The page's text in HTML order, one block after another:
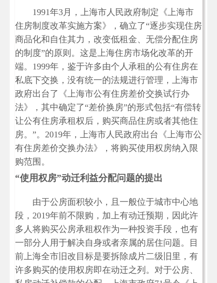
1991年3月，上海市人民政府制定《上海市
住房制度改革实施方案》，确立了“逐步实现住房
商品化和自住其力，改变低租金、无偿分配住房
的制度”的原则。这是上海住房市场化改革的开
端。1999年，鉴于许多由个人承租的公有住房在
私底下交换，没有统一的法规进行管理，上海市
政府出台了《上海市公有住房差价交换试行办
法》，其中确定了“差价换房”的形式包括“有偿转
让公有住房承租权后，购买商品住房或者其他住
房。”。2019年，上海市人民政府出台《上海市公
有住房差价交换办法》，将购买使用权房纳入限
购范围。
“使用权房”动迁利益分配问题的提出
由于公房面积较小，且一般位于城市中心地
段，2019年前不限购，加上有动迁预期，因此许
多人将购买公房承租权作为一种投资手段，也有
一部分人用于解决自身或者亲属的居住问题。目
前上海全市旧改目标是要拆除成片二级旧里，有
许多购买的使用权房即在动迁之列。对于公房、